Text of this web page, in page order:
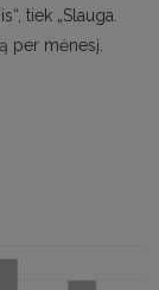
tiek „Slauga.
per mėnesį.